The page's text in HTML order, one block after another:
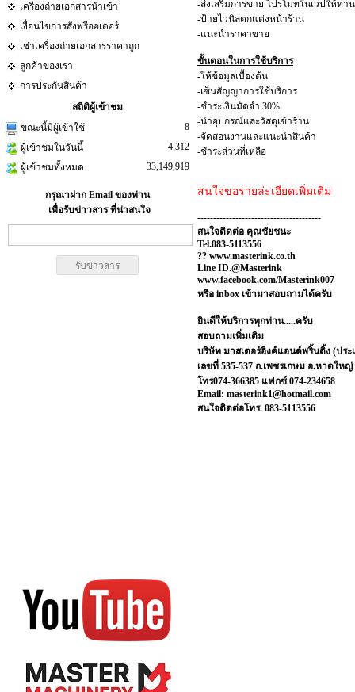
เครื่องถ่ายเอกสารนำเข้า
เงื่อนไขการสั่งพรีออเดอร์
เช่าเครื่องถ่ายเอกสารราคาถูก
ลูกค้าของเรา
การประกันสินค้า
สถิติผู้เข้าชม
ขณะนี้มีผู้เข้าใช้
8
ผู้เข้าชมในวันนี้
4,312
ผู้เข้าชมทั้งหมด
33,149,919
กรุณาฝาก Email ของท่าน
เพื่อรับข่าวสาร ที่น่าสนใจ
-ส่งเสริมการขาย โปรโมทในเวปให้ท่าน
-ป้ายไวนิลตกแต่งหน้าร้าน
-แนะนำราคาขาย
ขั้นตอนในการใช้บริการ
-ให้ข้อมูลเบื้องต้น
-เซ็นสัญญาการใช้บริการ
-ชำระเงินมัดจำ 30%
-นำอุปกรณ์และวัสดุเข้าร้าน
-จัดสอนงานและแนะนำสินค้า
-ชำระส่วนที่เหลือ
สนใจขอรายล่ะเอียดเพิ่มเติม
---------------------------------------
สนใจติดต่อ คุณชัยชนะ
Tel.083-5113556
?? www.masterink.co.th
Line ID.@Masterink
www.facebook.com/Masterink007
หรือ inbox เข้ามาสอบถามได้ครับ
ยินดีให้บริการทุกท่าน.....ครับ
สอบถามเพิ่มเติม
บริษัท มาสเตอร์อิงค์แอนด์พริ้นติ้ง (ประ
เลขที่ 535-537 ถ.เพชรเกษม อ.หาดใหญ่
โทร074-366385 แฟกซ์ 074-234658
Email: masterink1@hotmail.com
สนใจติดต่อโทร. 083-5113556